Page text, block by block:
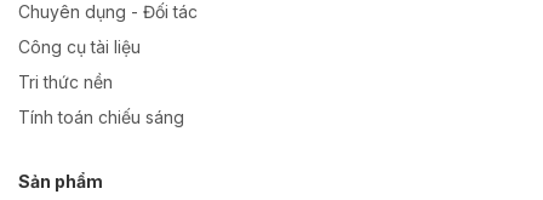
Chuyên dụng - Đối tác
Công cụ tài liệu
Tri thức nền
Tính toán chiếu sáng
Sản phẩm